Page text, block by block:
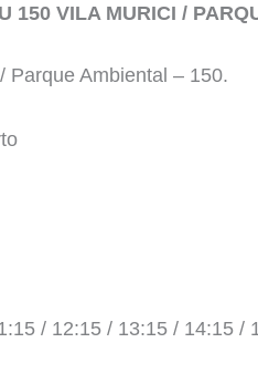
150 VILA MURICI /
Parque Ambiental – 150.
/ 12:15 / 13:15 / 14:15 /